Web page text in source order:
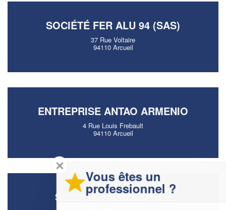
SOCIÉTÉ FER ALU 94 (SAS)
37 Rue Voltaire
94110 Arcueil
ENTREPRISE ANTAO ARMENIO
4 Rue Louis Frebault
94110 Arcueil
SOCIÉTÉ HAMZA OMAR
✕
Vous êtes un
professionnel ?